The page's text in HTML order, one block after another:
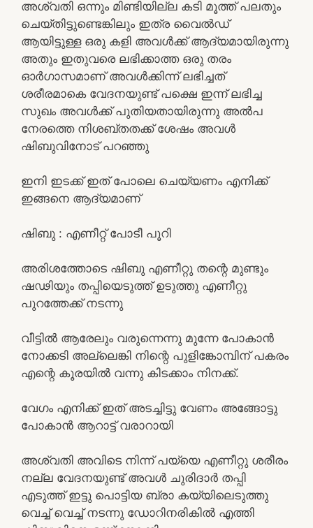
അശ്വതി ഒന്നും മിണ്ടിയില്ല കടി മൂത്ത് പലതും
ചെയ്തിട്ടുണ്ടെങ്കിലും ഇത്ര വൈൽഡ്
ആയിട്ടുള്ള ഒരു കളി അവൾക്ക് ആദ്യമായിരുന്നു
അതും ഇതുവരെ ലഭിക്കാത്ത ഒരു തരം
ഓർഗാസമാണ് അവൾക്കിന്ന് ലഭിച്ചത്
ശരീരമാകെ വേദനയുണ്ട് പക്ഷെ ഇന്ന് ലഭിച്ച
സുഖം അവൾക്ക് പുതിയതായിരുന്നു അൽപ
നേരത്തെ നിശബ്തതക്ക് ശേഷം അവൾ
ഷിബുവിനോട് പറഞ്ഞു
ഇനി ഇടക്ക് ഇത് പോലെ ചെയ്യണം എനിക്ക്
ഇങ്ങനെ ആദ്യമാണ്
ഷിബു : എണീറ്റ് പോടീ പൂറി
അരിശത്തോടെ ഷിബു എണീറ്റു തന്റെ മുണ്ടും
ഷഢിയും തപ്പിയെടുത്ത് ഉടുത്തു എണീറ്റു
പുറത്തേക്ക് നടന്നു
വീട്ടിൽ ആരേലും വരുന്നെന്നു മുന്നേ പോകാൻ
നോക്കടി അല്ലെങ്കി നിന്റെ പുളിങ്കോമ്പിന് പകരം
എന്റെ കൂരയിൽ വന്നു കിടക്കാം നിനക്ക്.
വേഗം എനിക്ക് ഇത് അടച്ചിട്ടു വേണം അങ്ങോട്ടു
പോകാൻ ആറാട്ട് വരാറായി
അശ്വതി അവിടെ നിന്ന് പയ്യെ എണീറ്റു ശരീരം
നല്ല വേദനയുണ്ട് അവൾ ചുരിദാർ തപ്പി
എടുത്ത് ഇട്ടു പൊട്ടിയ ബ്രാ കയ്യിലെടുത്തു
വെച്ച് വെച്ച് നടന്നു ഡോറിനരികിൽ എത്തി